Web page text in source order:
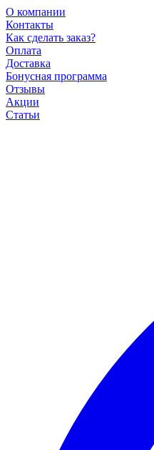
О компании
Контакты
Как сделать заказ?
Оплата
Доставка
Бонусная программа
Отзывы
Акции
Статьи